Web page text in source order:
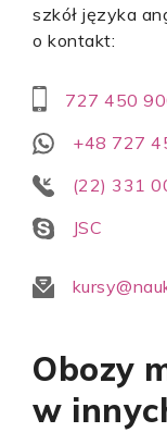
szkół języka
o kontakt:
727 450
+48 727
(22) 331
JSC
Obozy
w